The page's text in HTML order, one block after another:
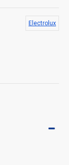
Electrolux